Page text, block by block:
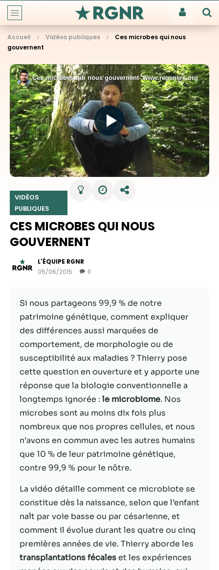
Accueil Vidéos publiques
Ces microbes qui nous
gouvernent
VIDÉOS
PUBLIQUES
CES MICROBES QUI NOUS
GOUVERNENT
L'ÉQUIPE RGNR
05/06/2015
0
Si nous partageons 99,9 % de notre
patrimoine génétique, comment expliquer
des différences aussi marquées de
comportement, de morphologie ou de
susceptibilité aux maladies ? Thierry pose
cette question en ouverture et y apporte une
réponse que la biologie conventionnelle a
longtemps ignorée : le microbiome. Nos
microbes sont au moins dix fois plus
nombreux que nos propres cellules, et nous
n’avons en commun avec les autres humains
que 10 % de leur patrimoine génétique,
contre 99,9 % pour le nôtre.
La vidéo détaille comment ce microbiote se
constitue dès la naissance, selon que l’enfant
naît par voie basse ou par césarienne, et
comment il évolue durant les quatre ou cinq
premières années de vie. Thierry aborde les
transplantations fécaleset les expériences
Nécessaire
Ces cookies ne
sont pas
facultatifs. Ils
sont
fonctionnement
du site Web.
Statistiques
Afin que nous
améliorer la
fonctionnalité
et la structure
du site Web,
en fonction
de la façon
dont le site
Web est